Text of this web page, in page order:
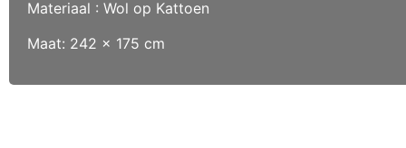
Materiaal : Wol op Kattoen
Maat: 242 x 175 cm